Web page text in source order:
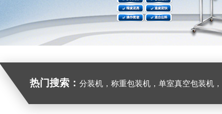
热门搜索： 分装机，称重包装机，单室真空包装机，双室真